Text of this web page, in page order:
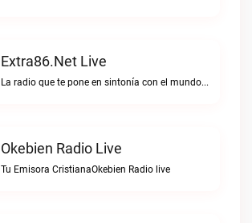
Extra86.net Live
La radio que te pone en sintonía con el mundoExtra86.net live
Okebien Radio Live
Tu Emisora CristianaOkebien Radio live